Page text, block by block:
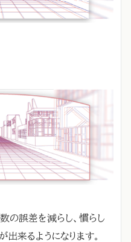
の誤差を減らし、慣らし
出来るようになります。